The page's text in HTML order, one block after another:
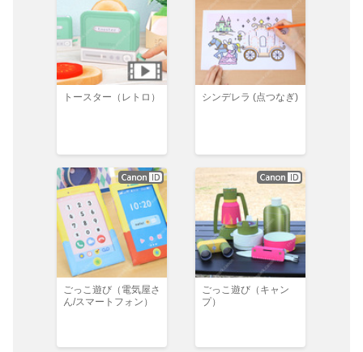
トースター（レトロ） シンデレラ (点つなぎ)
ごっこ遊び（電気屋さ
ん/スマートフォン）
ごっこ遊び（キャン
プ）